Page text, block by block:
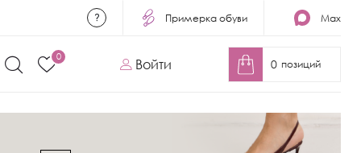
Примерка обуви Max
0
Войти 0 позиций